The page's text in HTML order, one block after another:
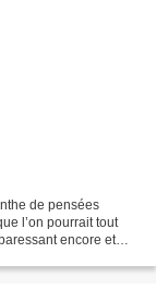
de pensées
l’on pourrait tout
encore et